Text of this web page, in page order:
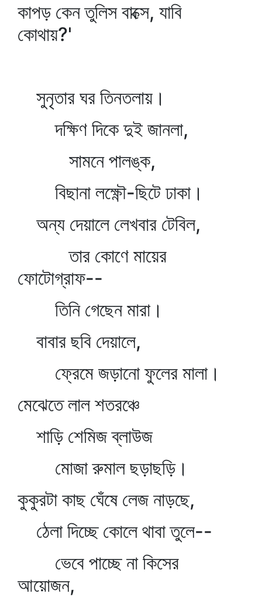
কাপড় কেন তুলিস বাক্সে, যাবি
কোথায়?'
সুনৃতার ঘর তিনতলায়।
দক্ষিণ দিকে দুই জানলা,
সামনে পালঙ্ক,
বিছানা লক্ষ্ণৌ-ছিটে ঢাকা।
অন্য দেয়ালে লেখবার টেবিল,
তার কোণে মায়ের
ফোটোগ্রাফ--
তিনি গেছেন মারা।
বাবার ছবি দেয়ালে,
ফ্রেমে জড়ানো ফুলের মালা।
মেঝেতে লাল শতরঞ্চে
শাড়ি শেমিজ ব্লাউজ
মোজা রুমাল ছড়াছড়ি।
কুকুরটা কাছ ঘেঁষে লেজ নাড়ছে,
ঠেলা দিচ্ছে কোলে থাবা তুলে--
ভেবে পাচ্ছে না কিসের
আয়োজন,